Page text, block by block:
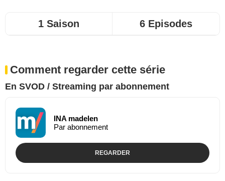
1 Saison 6 Episodes
Comment regarder cette série
En SVOD / Streaming par abonnement
INA madelen
Par abonnement
REGARDER